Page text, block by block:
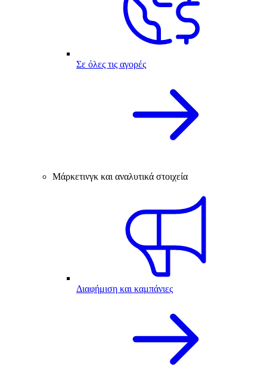
Σε όλες τις αγορές
Μάρκετινγκ και αναλυτικά στοιχεία
Διαφήμιση και καμπάνιες